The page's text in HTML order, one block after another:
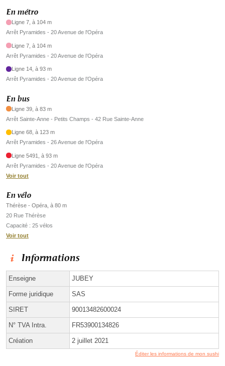
En métro
Ligne 7, à 104 m
Arrêt Pyramides - 20 Avenue de l'Opéra
Ligne 7, à 104 m
Arrêt Pyramides - 20 Avenue de l’Opéra
Ligne 14, à 93 m
Arrêt Pyramides - 20 Avenue de l’Opéra
En bus
Ligne 39, à 83 m
Arrêt Sainte-Anne - Petits Champs - 42 Rue Sainte-Anne
Ligne 68, à 123 m
Arrêt Pyramides - 26 Avenue de l'Opéra
Ligne 5491, à 93 m
Arrêt Pyramides - 20 Avenue de l'Opéra
Voir tout
En vélo
Thérèse - Opéra, à 80 m
20 Rue Thérèse
Capacité : 25 vélos
Voir tout
Informations
Enseigne JUBEY
Forme juridique SAS
SIRET 90013482600024
N° TVA Intra. FR53900134826
Création 2 juillet 2021
Éditer les informations de mon sushi